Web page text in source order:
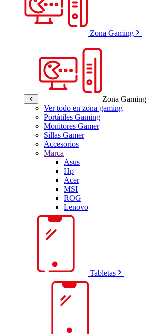
Zona Gaming
Zona Gaming
Ver todo en zona gaming
Portátiles Gaming
Monitores Gamer
Sillas Gamer
Accesorios
Marca
Asus
Hp
Acer
MSI
ROG
Lenovo
Tabletas